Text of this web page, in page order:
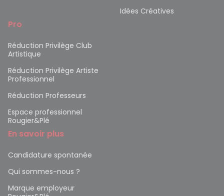
Idées Créatives
Pro
Réduction Privilège Club
Artistique
Réduction Privilège Artiste
Professionnel
Réduction Professeurs
Espace professionnel
Rougier&Plé
En savoir plus
Candidature spontanée
Qui sommes-nous ?
Marque employeur